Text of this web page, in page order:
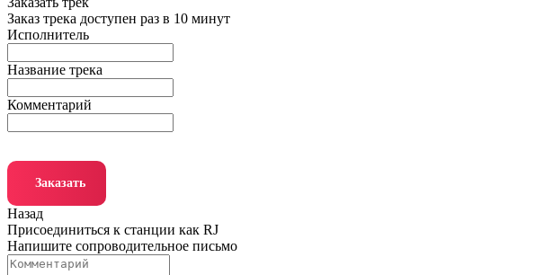
Заказ трека доступен раз в 10 минут
Исполнитель
Название трека
Комментарий
Заказать
Назад
Присоединиться к станции как RJ
Напишите сопроводительное письмо